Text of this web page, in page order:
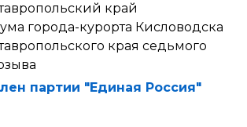
край
города-курорта Кисловодска
края седьмого
партии "Единая Россия"